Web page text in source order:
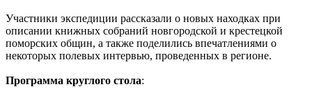
Участники экспедиции рассказали о новых находках при
описании книжных собраний новгородской и крестецкой
поморских общин, а также поделились впечатлениями о
некоторых полевых интервью, проведенных в регионе.
Программа круглого стола: